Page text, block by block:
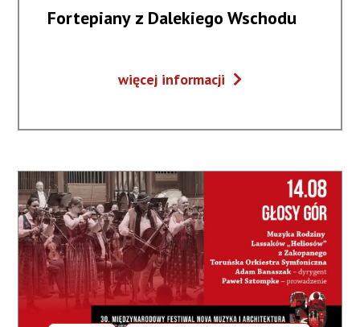
Fortepiany z Dalekiego Wschodu
więcej informacji
Fortepiany
Wschodu